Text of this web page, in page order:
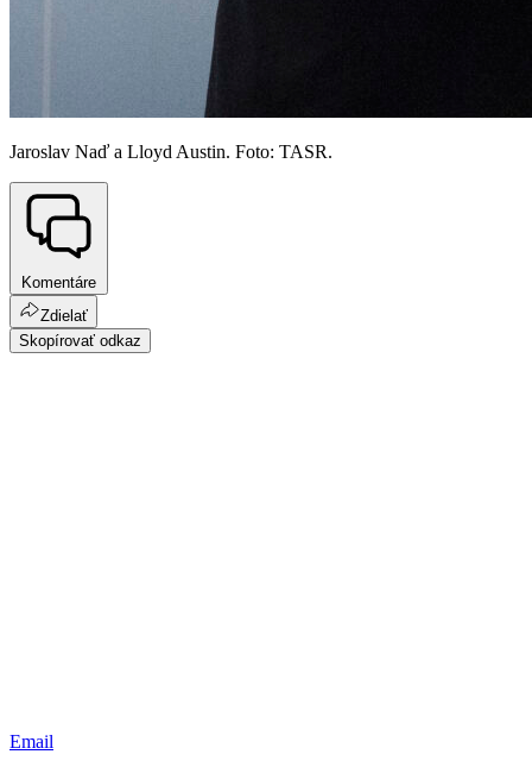
Jaroslav Naď a Lloyd Austin. Foto: TASR.
Komentáre
Zdielať
Skopírovať odkaz
Email